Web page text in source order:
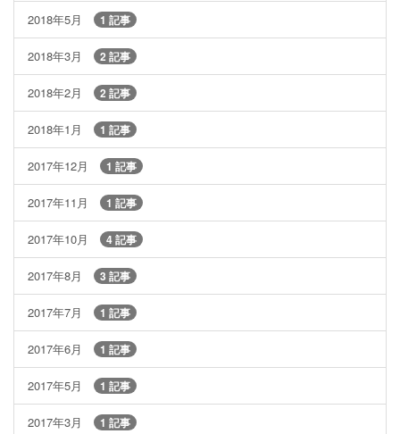
2018年5月 1 記事
2018年3月 2 記事
2018年2月 2 記事
2018年1月 1 記事
2017年12月 1 記事
2017年11月 1 記事
2017年10月 4 記事
2017年8月 3 記事
2017年7月 1 記事
2017年6月 1 記事
2017年5月 1 記事
2017年3月 1 記事